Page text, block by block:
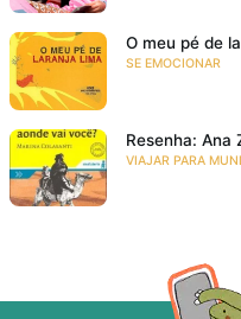
O meu pé de
SE EMOCIONAR
Resenha: Ana
VIAJAR PARA